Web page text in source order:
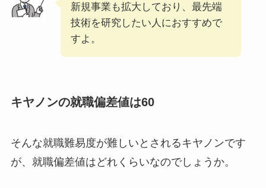
新規事業も拡大しており、最先端
技術を研究したい人におすすめで
すよ。
キヤノンの就職偏差値は60
そんな就職難易度が難しいとされるキヤノンです
が、就職偏差値はどれくらいなのでしょうか。